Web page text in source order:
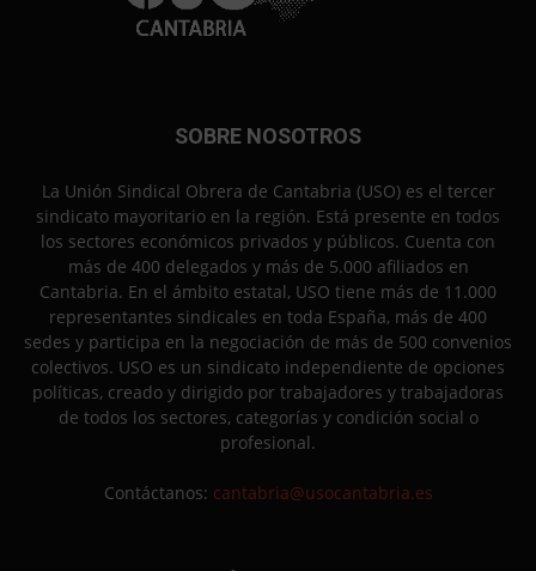
SOBRE NOSOTROS
La Unión Sindical Obrera de Cantabria (USO) es el tercer
sindicato mayoritario en la región. Está presente en todos
los sectores económicos privados y públicos. Cuenta con
más de 400 delegados y más de 5.000 afiliados en
Cantabria. En el ámbito estatal, USO tiene más de 11.000
representantes sindicales en toda España, más de 400
sedes y participa en la negociación de más de 500 convenios
colectivos. USO es un sindicato independiente de opciones
políticas, creado y dirigido por trabajadores y trabajadoras
de todos los sectores, categorías y condición social o
profesional.
Contáctanos: cantabria@usocantabria.es